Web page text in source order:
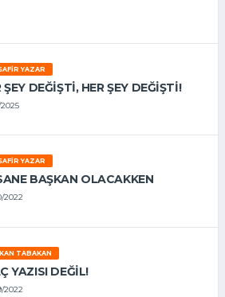
YAZAR
ŞEY DEĞIŞTI, HER ŞEY DEĞIŞTI!
2025
YAZAR
BAŞKAN OLACAKKEN
2022
TABAKAN
YAZISI DEĞİL!
2022